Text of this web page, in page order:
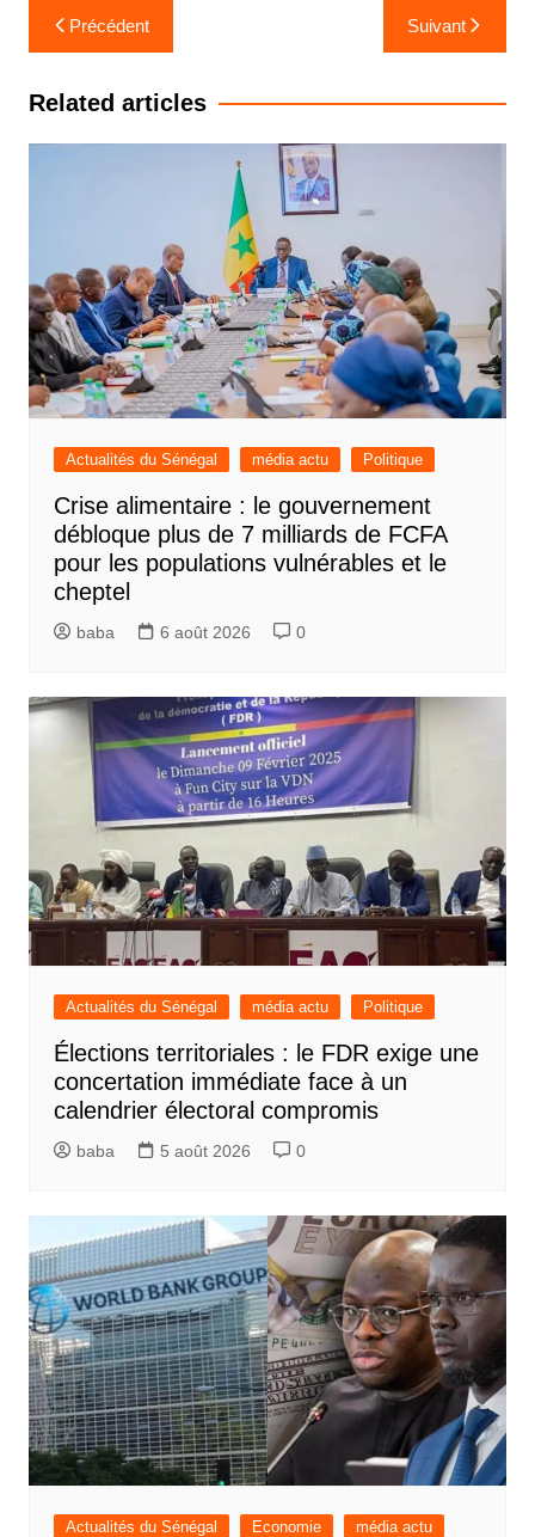
Navigation
de
l’article
Précédent Suivant
Related articles
Actualités du Sénégal média actu Politique
Crise alimentaire : le gouvernement
débloque plus de 7 milliards de FCFA
pour les populations vulnérables et le
cheptel
baba 6 août 2026 0
Actualités du Sénégal média actu Politique
Élections territoriales : le FDR exige une
concertation immédiate face à un
calendrier électoral compromis
baba 5 août 2026 0
Actualités du Sénégal Economie média actu